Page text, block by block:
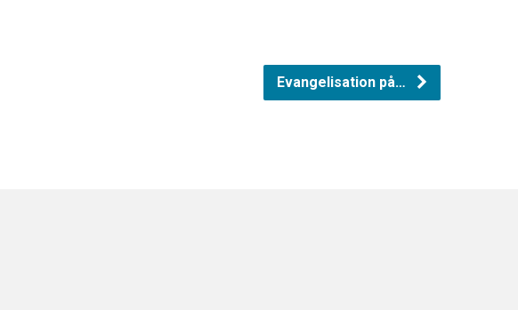
Evangelisation på…